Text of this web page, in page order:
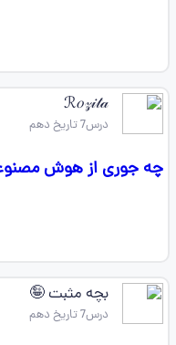
ℛ𝑜𝓏𝒾𝓉𝒶
درس7 تاریخ دهم
چه جوری از هوش
بچه مثبت 🤪
درس7 تاریخ دهم